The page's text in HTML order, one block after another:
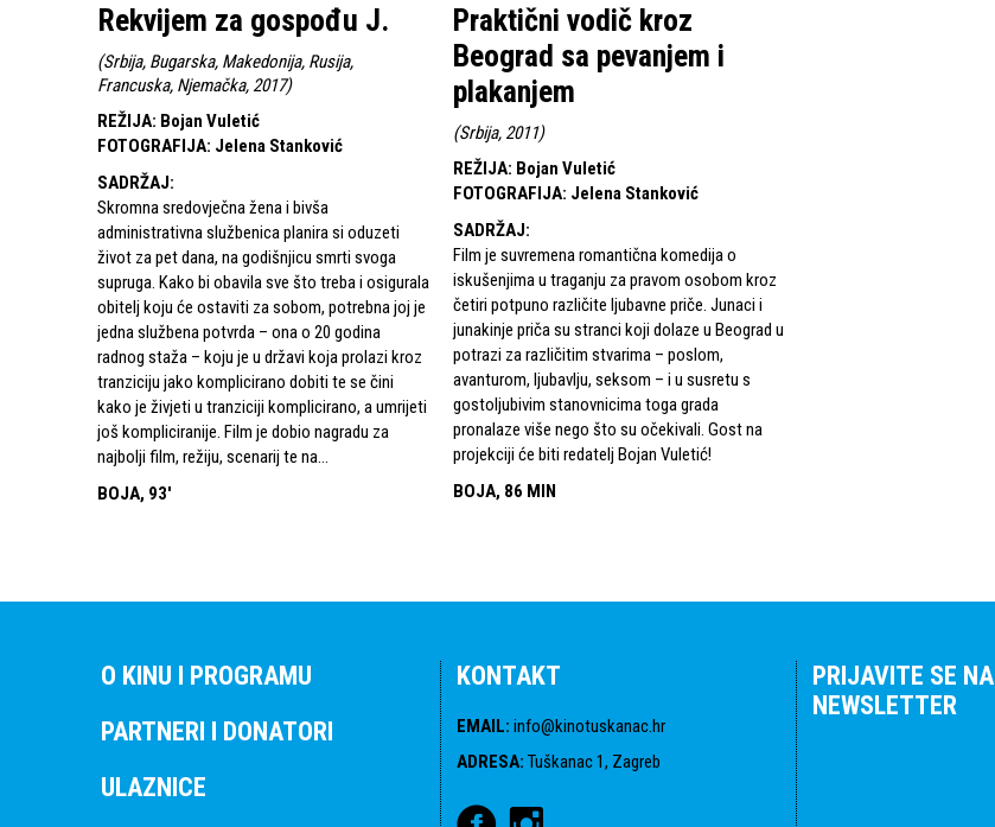
Rekvijem za gospođu J.
(Srbija, Bugarska, Makedonija, Rusija,
Francuska, Njemačka, 2017)
REŽIJA: Bojan Vuletić
FOTOGRAFIJA: Jelena Stanković
SADRŽAJ:
Skromna sredovječna žena i bivša
administrativna službenica planira si oduzeti
život za pet dana, na godišnjicu smrti svoga
supruga. Kako bi obavila sve što treba i osigurala
obitelj koju će ostaviti za sobom, potrebna joj je
jedna službena potvrda – ona o 20 godina
radnog staža – koju je u državi koja prolazi kroz
tranziciju jako komplicirano dobiti te se čini
kako je živjeti u tranziciji komplicirano, a umrijeti
još kompliciranije. Film je dobio nagradu za
najbolji film, režiju, scenarij te na...
BOJA, 93'
Praktični vodič kroz
Beograd sa pevanjem i
plakanjem
(Srbija, 2011)
REŽIJA: Bojan Vuletić
FOTOGRAFIJA: Jelena Stanković
SADRŽAJ:
Film je suvremena romantična komedija o
iskušenjima u traganju za pravom osobom kroz
četiri potpuno različite ljubavne priče. Junaci i
junakinje priča su stranci koji dolaze u Beograd u
potrazi za različitim stvarima – poslom,
avanturom, ljubavlju, seksom – i u susretu s
gostoljubivim stanovnicima toga grada
pronalaze više nego što su očekivali. Gost na
projekciji će biti redatelj Bojan Vuletić!
BOJA, 86 MIN
O KINU I PROGRAMU
PARTNERI I DONATORI
ULAZNICE
KONTAKT
EMAIL: info@kinotuskanac.hr
ADRESA: Tuškanac 1, Zagreb
PRIJAVITE SE NA
NEWSLETTER